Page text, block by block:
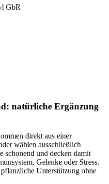
GbR
natürliche Ergänzung
direkt aus einer
wählen ausschließlich
schonend und decken damit
Gelenke oder Stress.
Unterstützung ohne